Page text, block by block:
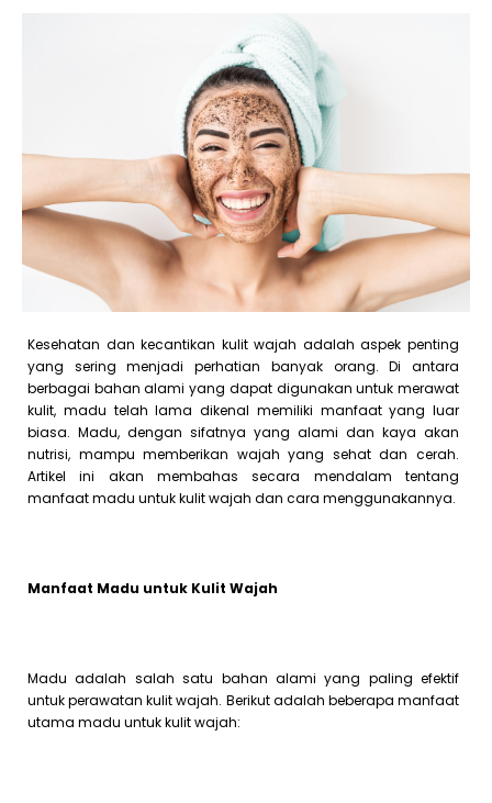
Kesehatan dan kecantikan kulit wajah adalah aspek penting
yang sering menjadi perhatian banyak orang. Di antara
berbagai bahan alami yang dapat digunakan untuk merawat
kulit, madu telah lama dikenal memiliki manfaat yang luar
biasa. Madu, dengan sifatnya yang alami dan kaya akan
nutrisi, mampu memberikan wajah yang sehat dan cerah.
Artikel ini akan membahas secara mendalam tentang
manfaat madu untuk kulit wajah dan cara menggunakannya.
Manfaat Madu untuk Kulit Wajah
Madu adalah salah satu bahan alami yang paling efektif
untuk perawatan kulit wajah. Berikut adalah beberapa manfaat
utama madu untuk kulit wajah: